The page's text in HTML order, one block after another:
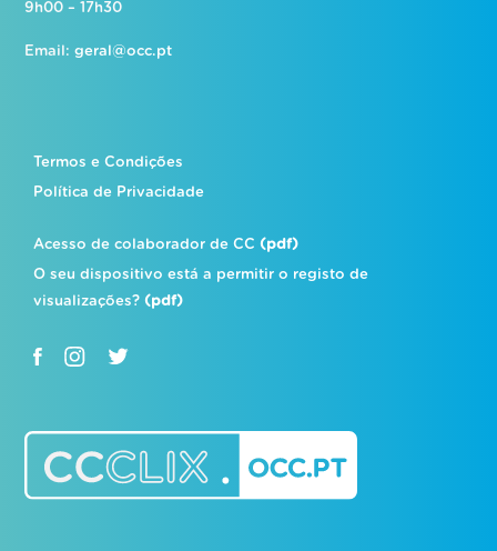
9h00 – 17h30
Email:geral@occ.pt
Termos e Condições
Política de Privacidade
Acesso de colaborador de CC(pdf)
O seu dispositivo está a permitir o registo de
visualizações?(pdf)